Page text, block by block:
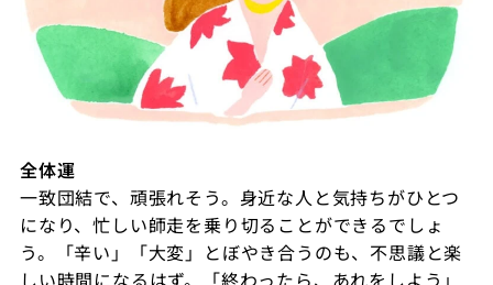
全体運
一致団結で、頑張れそう。身近な人と気持ちがひとつ
になり、忙しい師走を乗り切ることができるでしょ
う。「辛い」「大変」とぼやき合うのも、不思議と楽
しい時間になるはず。「終わったら、あれをしよう」